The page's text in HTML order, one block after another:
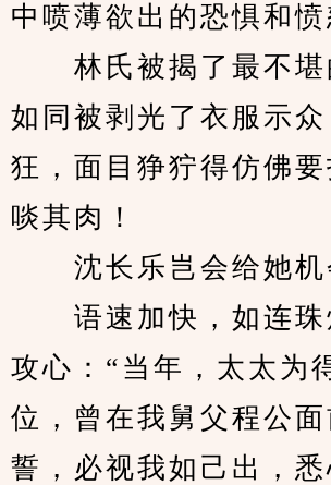
中喷薄欲出的恐惧和愤
林氏被揭了最不堪
如同被剥光了衣服示
狂，面目狰狞得仿佛
啖其肉！
沈长乐岂会给她机
语速加快，如连珠
攻心：“当年，太太为
位，曾在我舅父程公
誓，必视我如己出，悉